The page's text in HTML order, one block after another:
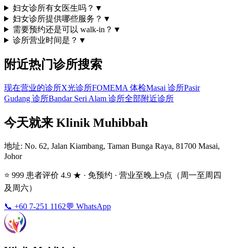
妇女诊所有女医生吗？ ▼
妇女诊所提供哪些服务？ ▼
需要预约还是可以 walk-in？ ▼
诊所营业时间是？ ▼
附近热门诊所搜索
现在营业的诊所X光诊所FOMEMA 体检Masai 诊所Pasir
Gudang 诊所Bandar Seri Alam 诊所全部附近诊所
今天就来 Klinik Muhibbah
地址: No. 62, Jalan Kiambang, Taman Bunga Raya, 81700 Masai,
Johor
⭐ 999 患者评价 4.9 ★ · 免预约 · 营业至晚上9点（周一至周四
及周六）
📞 +60 7-251 1162💬 WhatsApp